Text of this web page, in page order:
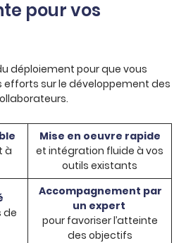
pour vos
déploiement pour que vous
efforts sur le développement des
à
Mise en oeuvre rapide
et intégration fluide à vos
outils existants
de
Accompagnement par
un expert
pour favoriser l’atteinte
des objectifs